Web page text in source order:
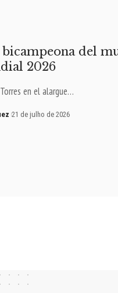
bicampeona del
2026
en el alargue…
21 de julho de 2026